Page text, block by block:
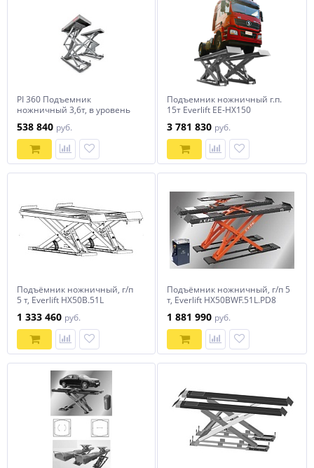
PI 360 Подъемник
ножничный 3,6т, в уровень
538 840 руб.
Подъемник ножничный г.п.
15т Everlift EE‐HX150
3 781 830 руб.
Подъёмник ножничный, г/п
5 т, Everlift HX50B.51L
1 333 460 руб.
Подъёмник ножничный, г/п 5
т, Everlift HX50BWF.51L.PD8
1 881 990 руб.